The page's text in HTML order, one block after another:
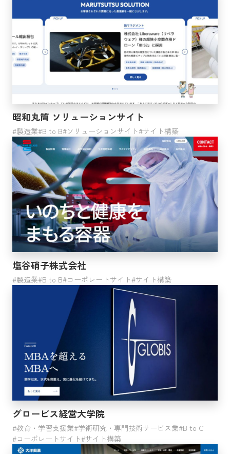
教育・学習支援業
不動産業・物品賃貸業
情報通信業
建設業
宿泊業・飲食サービス業
学術研究・専門技術サービス業
公務
電気・ガス・熱供給・水道業
ビジネス形態
B to B
B to C
ジャンル
コーポレートサイト
プロダクトサイト
ブランドサイト
イントラサイト
ソリューションサイト
リクルートサイト
会員サイト
プロモーションサイト
コンテンツ
カタログ
LP
動画
その他
昭和丸筒 ソリューションサイト
製造業 B to B ソリューションサイト サイト構築
塩谷硝子株式会社
製造業 B to B コーポレートサイト サイト構築
グロービス経営大学院
教育・学習支援業 学術研究・専門技術サービス業 B to C
コーポレートサイト サイト構築